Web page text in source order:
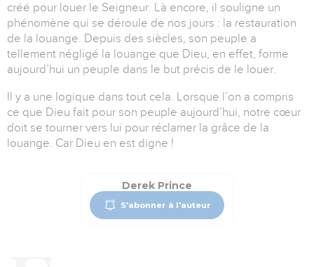
créé pour louer le Seigneur. Là encore, il souligne un
phénomène qui se déroule de nos jours : la restauration
de la louange. Depuis des siècles, son peuple a
tellement négligé la louange que Dieu, en effet, forme
aujourd’hui un peuple dans le but précis de le louer.
Il y a une logique dans tout cela. Lorsque l’on a compris
ce que Dieu fait pour son peuple aujourd’hui, notre cœur
doit se tourner vers lui pour réclamer la grâce de la
louange. Car Dieu en est digne !
Derek Prince
S'abonner à l'auteur